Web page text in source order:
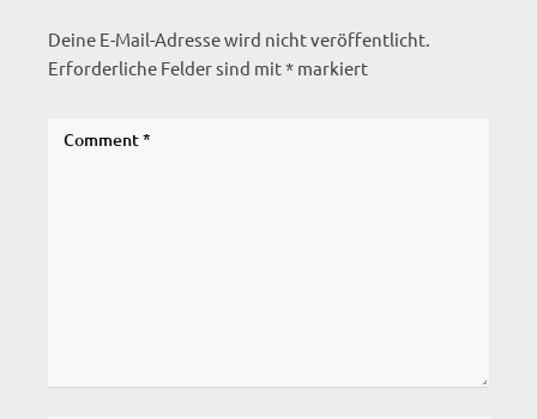
Deine E-Mail-Adresse wird nicht veröffentlicht.
Erforderliche Felder sind mit* markiert